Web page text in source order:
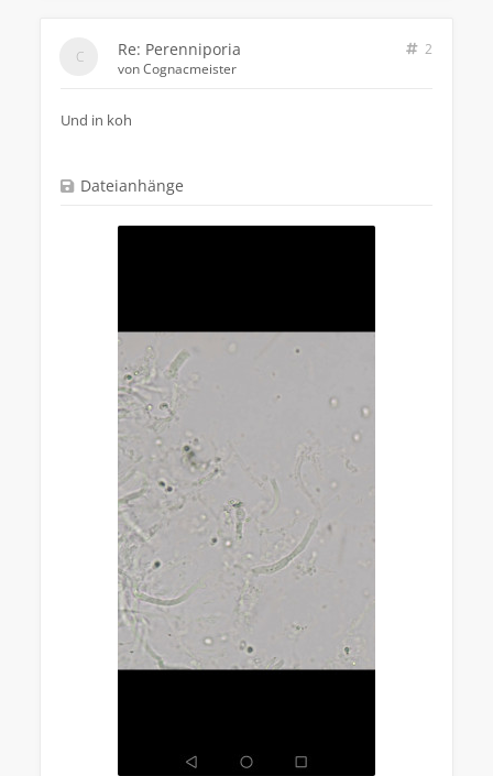
Re: Perenniporia
2
vonCognacmeister
Und in koh
Dateianhänge